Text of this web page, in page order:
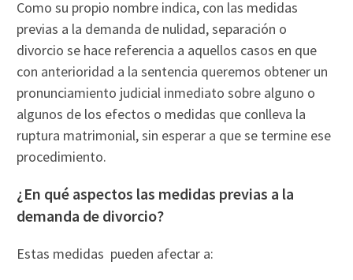
Como su propio nombre indica, con las medidas
previas a la demanda de nulidad, separación o
divorcio se hace referencia a aquellos casos en que
con anterioridad a la sentencia queremos obtener un
pronunciamiento judicial inmediato sobre alguno o
algunos de los efectos o medidas que conlleva la
ruptura matrimonial, sin esperar a que se termine ese
procedimiento.
¿En qué aspectos las medidas previas a la
demanda de divorcio?
Estas medidas pueden afectar a: